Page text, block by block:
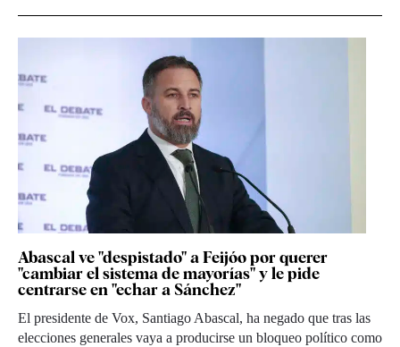
Abascal ve "despistado" a Feijóo por querer
"cambiar el sistema de mayorías" y le pide
centrarse en "echar a Sánchez"
El presidente de Vox, Santiago Abascal, ha negado que tras las
elecciones generales vaya a producirse un bloqueo político como